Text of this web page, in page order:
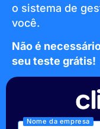
o sistema de
você.
Não é
seu teste grátis!
Nome da empresa